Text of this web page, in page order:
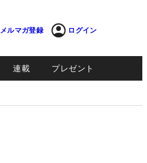
メルマガ登録 ログイン
連載 プレゼント